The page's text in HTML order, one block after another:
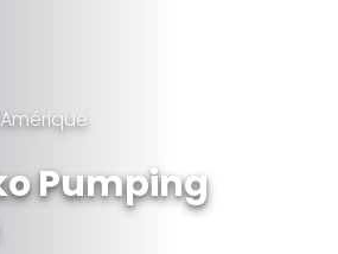
Pumping